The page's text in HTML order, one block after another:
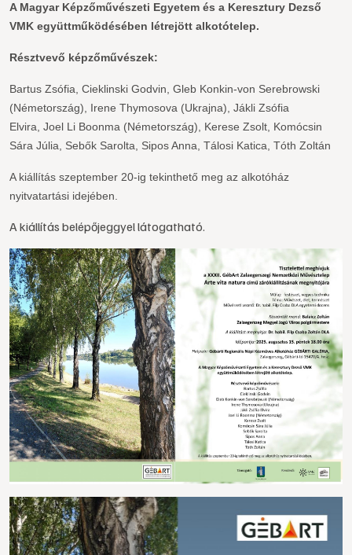
A Magyar Képzőművészeti Egyetem és a Keresztury Dezső
VMK együttműködésében létrejött alkotótelep.
Résztvevő képzőművészek:
Bartus Zsófia, Cieklinski Godvin, Gleb Konkin-von Serebrowski
(Németország), Irene Thymosova (Ukrajna), Jákli Zsófia
Elvira, Joel Li Boonma (Németország), Kerese Zsolt, Komócsin
Sára Júlia, Sebők Sarolta, Sipos Anna, Tálosi Katica, Tóth Zoltán
A kiállítás szeptember 20-ig tekinthető meg az alkotóház
nyitvatartási idejében.
A kiállítás belépőjeggyel látogatható.